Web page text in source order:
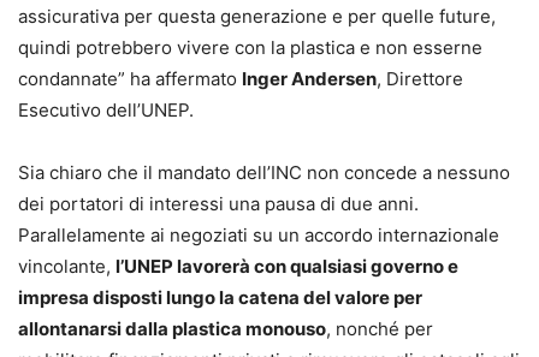
assicurativa per questa generazione e per quelle future,
quindi potrebbero vivere con la plastica e non esserne
condannate” ha affermato Inger Andersen, Direttore
Esecutivo dell’UNEP.
Sia chiaro che il mandato dell’INC non concede a nessuno
dei portatori di interessi una pausa di due anni.
Parallelamente ai negoziati su un accordo internazionale
vincolante, l’UNEP lavorerà con qualsiasi governo e
impresa disposti lungo la catena del valore per
allontanarsi dalla plastica monouso, nonché per